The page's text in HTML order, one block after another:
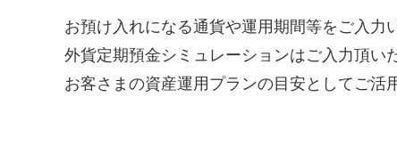
お預け入れになる通貨や運用期間等をご入力
外貨定期預金シミュレーションはご入力頂い
お客さまの資産運用プランの目安としてご活